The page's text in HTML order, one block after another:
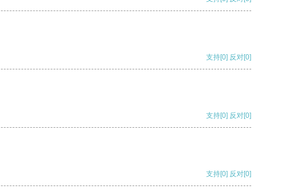
支持[0] 反对[0]
支持[0] 反对[0]
支持[0] 反对[0]